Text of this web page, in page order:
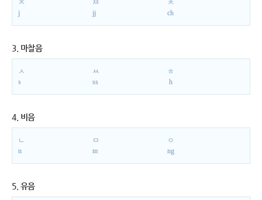
ㅈ
j
ㅉ
jj
ㅊ
ch
3. 마찰음
ㅅ
s
ㅆ
ss
ㅎ
h
4. 비음
ㄴ
n
ㅁ
m
ㅇ
ng
5. 유음